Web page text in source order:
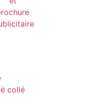
collé